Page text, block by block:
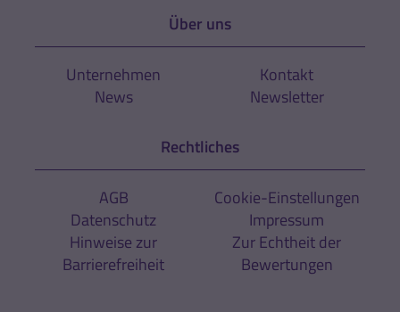
Über uns
Unternehmen
News
Kontakt
Newsletter
Rechtliches
AGB
Datenschutz
Hinweise zur
Barrierefreiheit
Cookie-Einstellungen
Impressum
Zur Echtheit der
Bewertungen